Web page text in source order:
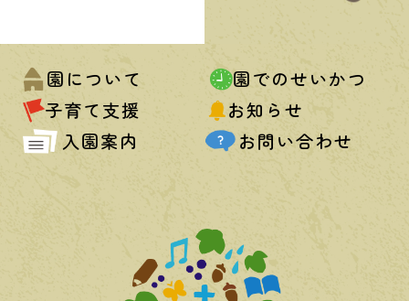
園について
園でのせいかつ
子育て支援
お知らせ
入園案内
お問い合わせ